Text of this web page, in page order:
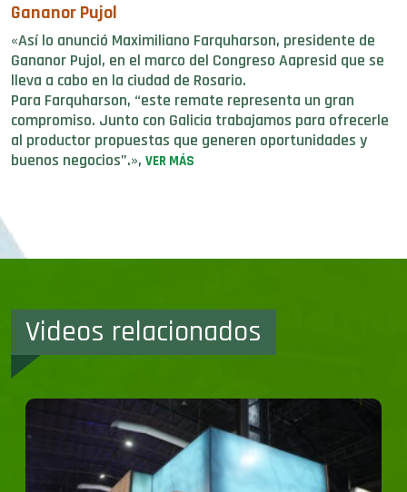
Gananor Pujol
«Así lo anunció Maximiliano Farquharson, presidente de
Gananor Pujol, en el marco del Congreso Aapresid que se
lleva a cabo en la ciudad de Rosario.
Para Farquharson, “este remate representa un gran
compromiso. Junto con Galicia trabajamos para ofrecerle
al productor propuestas que generen oportunidades y
buenos negocios”.», VER MÁS
Videos relacionados